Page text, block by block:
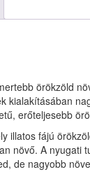
örökzöld
kialakításában
erőteljesebb
illatos fájú
növő. A nyugati
de nagyobb